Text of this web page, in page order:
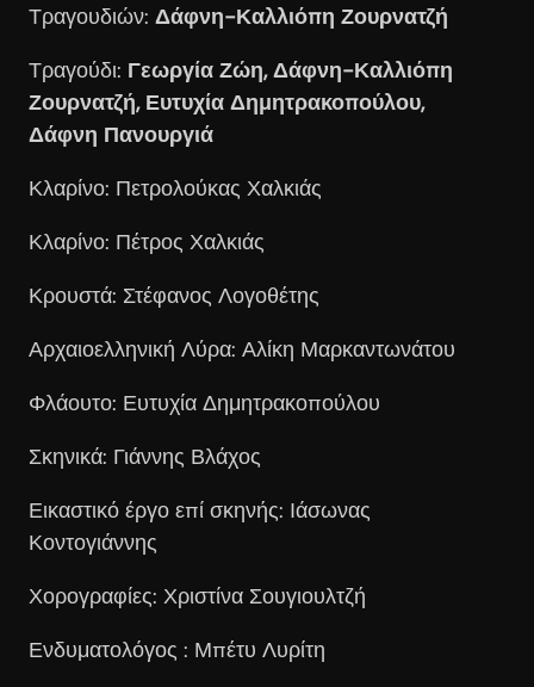
Τραγουδιών: Δάφνη-Καλλιόπη Ζουρνατζή
Τραγούδι: Γεωργία Ζώη, Δάφνη-Καλλιόπη
Ζουρνατζή, Ευτυχία Δημητρακοπούλου,
Δάφνη Πανουργιά
Κλαρίνο: Πετρολούκας Χαλκιάς
Κλαρίνο: Πέτρος Χαλκιάς
Κρουστά: Στέφανος Λογοθέτης
Αρχαιοελληνική Λύρα: Αλίκη Μαρκαντωνάτου
Φλάουτο: Ευτυχία Δημητρακοπούλου
Σκηνικά: Γιάννης Βλάχος
Εικαστικό έργο επί σκηνής: Ιάσωνας
Κοντογιάννης
Χορογραφίες: Χριστίνα Σουγιουλτζή
Ενδυματολόγος : Μπέτυ Λυρίτη